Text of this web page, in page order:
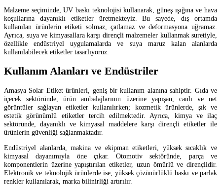
Malzeme seçiminde, UV baskı teknolojisi kullanarak, güneş ışığına ve hava
koşullarına dayanıklı etiketler üretmekteyiz. Bu sayede, dış ortamda
kullanılan ürünlerin etiketi solmaz, çatlamaz ve deformasyona uğramaz.
Ayrıca, suya ve kimyasallara karşı dirençli malzemeler kullanmak suretiyle,
özellikle endüstriyel uygulamalarda ve suya maruz kalan alanlarda
kullanılabilecek etiketler tasarlıyoruz.
Kullanım Alanları ve Endüstriler
Amasya Solar Etiket ürünleri, geniş bir kullanım alanına sahiptir. Gıda ve
içecek sektöründe, ürün ambalajlarının üzerine yapışan, canlı ve net
görüntüler sağlayan etiketler kullanılırken; kozmetik ürünlerde, şık ve
estetik görünümlü etiketler tercih edilmektedir. Ayrıca, kimya ve ilaç
sektöründe, dayanıklı ve kimyasal maddelere karşı dirençli etiketler ile
ürünlerin güvenliği sağlanmaktadır.
Endüstriyel alanlarda, makina ve ekipman etiketleri, yüksek sıcaklık ve
kimyasal dayanımıyla öne çıkar. Otomotiv sektöründe, parça ve
komponentlerin üzerine yapıştırılan etiketler, uzun ömürlü ve dirençlidir.
Elektronik ve teknolojik ürünlerde ise, yüksek çözünürlüklü baskı ve parlak
renkler kullanılarak, marka bilinirliği artırılır.